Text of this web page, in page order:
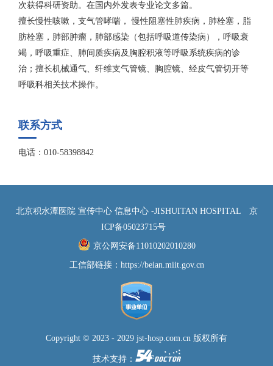
次获得科研资助。在国内外发表专业论文多篇。
擅长慢性咳嗽，支气管哮喘， 慢性阻塞性肺疾病，肺栓塞，脂
肪栓塞，肺部肿瘤，肺部感染（包括呼吸道传染病），呼吸衰
竭，呼吸重症、肺间质疾病及胸腔积液等呼吸系统疾病的诊
治；擅长机械通气、纤维支气管镜、胸腔镜、经皮气管切开等
呼吸科相关技术操作。
联系方式
电话：010-58398842
北京积水潭医院 宣传中心 信息中心 -JISHUITAN HOSPITAL
京
ICP备05023715号
京公网安备11010202010280
工信部链接： https://beian.miit.gov.cn
Copyright © 2023 - 2029 jst-hosp.com.cn 版权所有
技术支持：